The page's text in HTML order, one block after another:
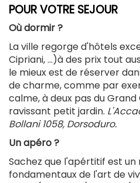
POUR VOTRE SEJOUR
Où dormir ?
La ville regorge d'hôtels
Cipriani, ...)à des prix tout
le mieux est de réserver
de charme, comme par
calme, à deux pas du
ravissant petit jardin.
Bollani 1058, Dorsoduro.
Un apéro ?
Sachez que l'apértitif est
fondamentaux de l'art de